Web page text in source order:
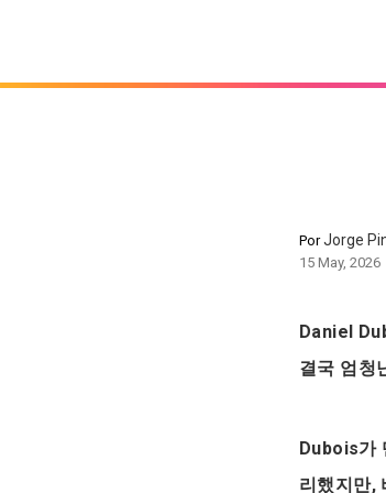
PorJorge
15 May, 2026
Daniel
결국 엄청
Dubois가
리했지만,